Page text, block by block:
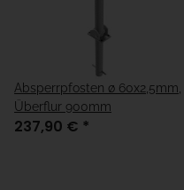
Absperrpfosten ø 60x2,5mm,
Überflur 900mm
237,90 € *